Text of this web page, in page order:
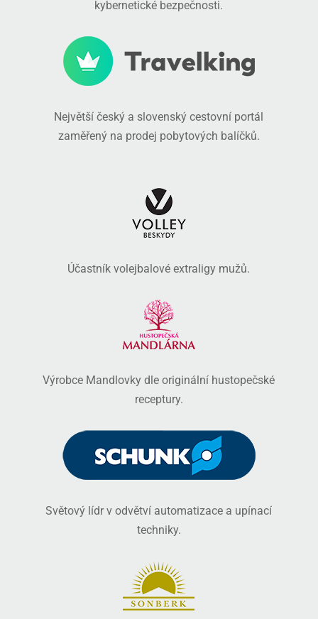
kybernetické bezpečnosti.
Největší český a slovenský cestovní portál
zaměřený na prodej pobytových balíčků.
Účastník volejbalové extraligy mužů.
Výrobce Mandlovky dle originální hustopečské
receptury.
Světový lídr v odvětví automatizace a upínací
techniky.